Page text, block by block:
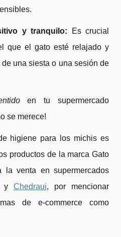
y tranquilo: Es crucial
que el gato esté relajado y
una siesta o una sesión de
en tu supermercado
se merece!
higiene para los michis es
productos de la marca Gato
la venta en supermercados
y Chedraui, por mencionar
de e-commerce como